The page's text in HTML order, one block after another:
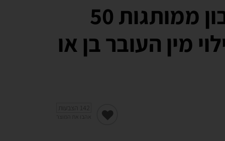
9 יח’ בועות סבון ממותגות 50
מין העובר בן או